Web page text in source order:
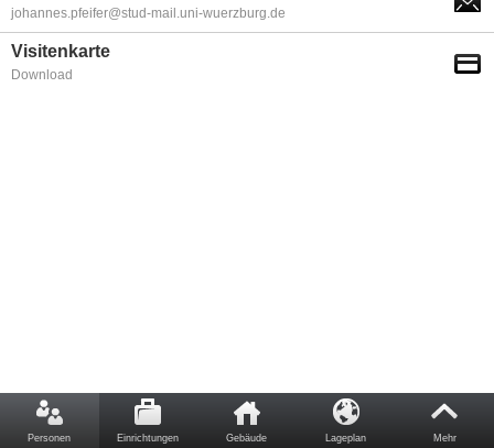
johannes.pfeifer@stud-mail.uni-wuerzburg.de
Visitenkarte
Download
Personen Einrichtungen Gebäude Lageplan Mehr